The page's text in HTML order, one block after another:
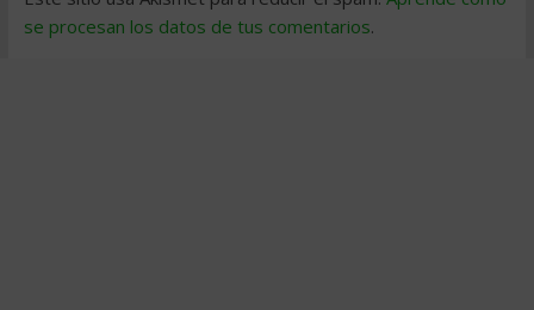
se procesan los datos de tus comentarios.